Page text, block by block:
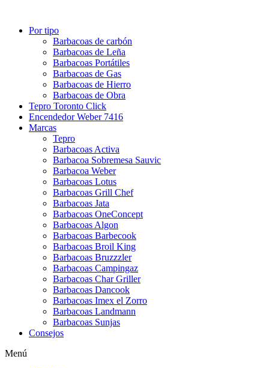
Por tipo
Barbacoas de carbón
Barbacoas de Leña
Barbacoas Portátiles
Barbacoas de Gas
Barbacoas de Hierro
Barbacoas de Obra
Tepro Toronto Click
Encendedor Weber 7416
Marcas
Tepro
Barbacoas Activa
Barbacoa Sobremesa Sauvic
Barbacoa Weber
Barbacoas Lotus
Barbacoas Grill Chef
Barbacoas Jata
Barbacoas OneConcept
Barbacoas Algon
Barbacoas Barbecook
Barbacoas Broil King
Barbacoas Bruzzzler
Barbacoas Campingaz
Barbacoas Char Griller
Barbacoas Dancook
Barbacoas Imex el Zorro
Barbacoas Landmann
Barbacoas Sunjas
Consejos
Menú